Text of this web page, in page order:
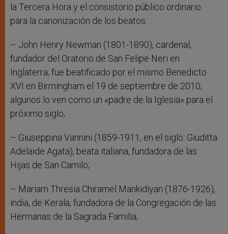
la Tercera Hora y el consistorio público ordinario
para la canonización de los beatos:
– John Henry Newman (1801-1890), cardenal,
fundador del Oratorio de San Felipe Neri en
Inglaterra; fue beatificado por el mismo Benedicto
XVI en Birmingham el 19 de septiembre de 2010;
algunos lo ven como un «padre de la Iglesia» para el
próximo siglo;
– Giuseppina Vannini (1859-1911, en el siglo: Giuditta
Adelaide Agata), beata italiana, fundadora de las
Hijas de San Camilo;
– Mariam Thresia Chiramel Mankidiyan (1876-1926),
india, de Kerala, fundadora de la Congregación de las
Hermanas de la Sagrada Familia;